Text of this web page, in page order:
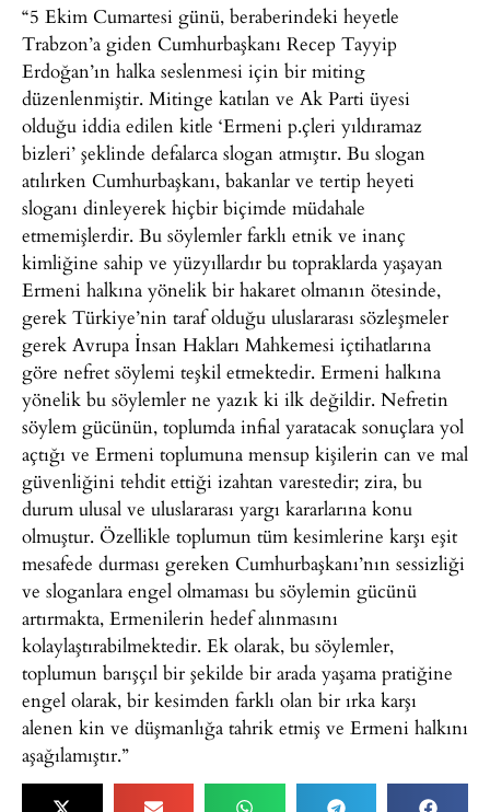
“5 Ekim Cumartesi günü, beraberindeki heyetle
Trabzon’a giden Cumhurbaşkanı Recep Tayyip
Erdoğan’ın halka seslenmesi için bir miting
düzenlenmiştir. Mitinge katılan ve Ak Parti üyesi
olduğu iddia edilen kitle ‘Ermeni p.çleri yıldıramaz
bizleri’ şeklinde defalarca slogan atmıştır. Bu slogan
atılırken Cumhurbaşkanı, bakanlar ve tertip heyeti
sloganı dinleyerek hiçbir biçimde müdahale
etmemişlerdir. Bu söylemler farklı etnik ve inanç
kimliğine sahip ve yüzyıllardır bu topraklarda yaşayan
Ermeni halkına yönelik bir hakaret olmanın ötesinde,
gerek Türkiye’nin taraf olduğu uluslararası sözleşmeler
gerek Avrupa İnsan Hakları Mahkemesi içtihatlarına
göre nefret söylemi teşkil etmektedir. Ermeni halkına
yönelik bu söylemler ne yazık ki ilk değildir. Nefretin
söylem gücünün, toplumda infial yaratacak sonuçlara yol
açtığı ve Ermeni toplumuna mensup kişilerin can ve mal
güvenliğini tehdit ettiği izahtan varestedir; zira, bu
durum ulusal ve uluslararası yargı kararlarına konu
olmuştur. Özellikle toplumun tüm kesimlerine karşı eşit
mesafede durması gereken Cumhurbaşkanı’nın sessizliği
ve sloganlara engel olmaması bu söylemin gücünü
artırmakta, Ermenilerin hedef alınmasını
kolaylaştırabilmektedir. Ek olarak, bu söylemler,
toplumun barışçıl bir şekilde bir arada yaşama pratiğine
engel olarak, bir kesimden farklı olan bir ırka karşı
alenen kin ve düşmanlığa tahrik etmiş ve Ermeni halkını
aşağılamıştır.”